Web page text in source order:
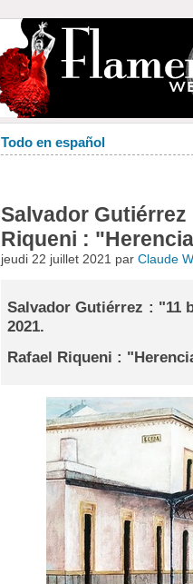
Todo en español
Salvador
Riqueni :
jeudi 22 juillet 2021 parClaude
Salvador Gutiérrez : "11
2021.
Rafael Riqueni :